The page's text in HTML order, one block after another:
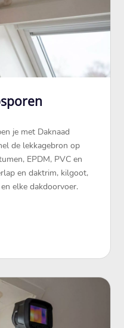
je met Daknaad
de lekkagebron op
EPDM, PVC en
en daktrim, kilgoot,
elke dakdoorvoer.